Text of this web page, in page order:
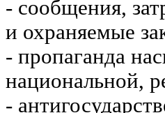
- сообщения,
и охраняемые
- пропаганда
национальной,
-